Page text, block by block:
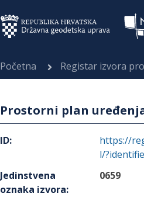
Početna Registar izvora
Prostorni plan
ID:
https://
l/
Jedinstvena
oznaka izvora:
0659